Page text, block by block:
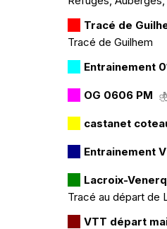
Tracé de
Tracé de Guilhem
Entrainement
OG 0606 PM
castanet
Entrainement
Lacroix-
Tracé au départ de
VTT départ